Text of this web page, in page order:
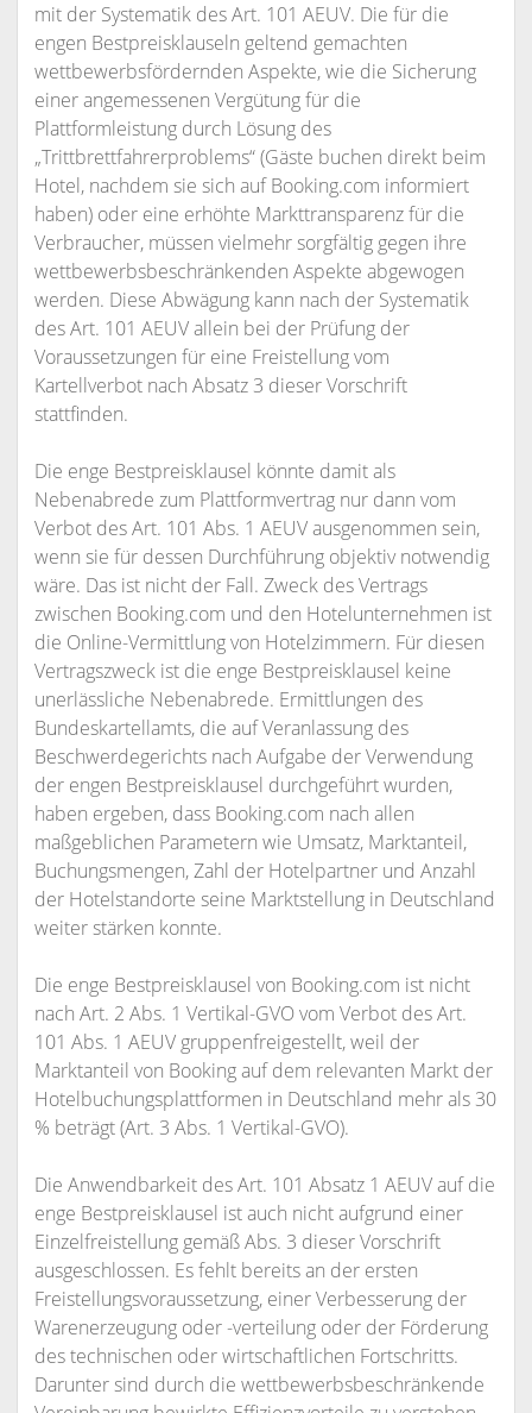
mit der Systematik des Art. 101 AEUV. Die für die
engen Bestpreisklauseln geltend gemachten
wettbewerbsfördernden Aspekte, wie die Sicherung
einer angemessenen Vergütung für die
Plattformleistung durch Lösung des
„Trittbrettfahrerproblems“ (Gäste buchen direkt beim
Hotel, nachdem sie sich auf Booking.com informiert
haben) oder eine erhöhte Markttransparenz für die
Verbraucher, müssen vielmehr sorgfältig gegen ihre
wettbewerbsbeschränkenden Aspekte abgewogen
werden. Diese Abwägung kann nach der Systematik
des Art. 101 AEUV allein bei der Prüfung der
Voraussetzungen für eine Freistellung vom
Kartellverbot nach Absatz 3 dieser Vorschrift
stattfinden.
Die enge Bestpreisklausel könnte damit als
Nebenabrede zum Plattformvertrag nur dann vom
Verbot des Art. 101 Abs. 1 AEUV ausgenommen sein,
wenn sie für dessen Durchführung objektiv notwendig
wäre. Das ist nicht der Fall. Zweck des Vertrags
zwischen Booking.com und den Hotelunternehmen ist
die Online-Vermittlung von Hotelzimmern. Für diesen
Vertragszweck ist die enge Bestpreisklausel keine
unerlässliche Nebenabrede. Ermittlungen des
Bundeskartellamts, die auf Veranlassung des
Beschwerdegerichts nach Aufgabe der Verwendung
der engen Bestpreisklausel durchgeführt wurden,
haben ergeben, dass Booking.com nach allen
maßgeblichen Parametern wie Umsatz, Marktanteil,
Buchungsmengen, Zahl der Hotelpartner und Anzahl
der Hotelstandorte seine Marktstellung in Deutschland
weiter stärken konnte.
Die enge Bestpreisklausel von Booking.com ist nicht
nach Art. 2 Abs. 1 Vertikal-GVO vom Verbot des Art.
101 Abs. 1 AEUV gruppenfreigestellt, weil der
Marktanteil von Booking auf dem relevanten Markt der
Hotelbuchungsplattformen in Deutschland mehr als 30
% beträgt (Art. 3 Abs. 1 Vertikal-GVO).
Die Anwendbarkeit des Art. 101 Absatz 1 AEUV auf die
enge Bestpreisklausel ist auch nicht aufgrund einer
Einzelfreistellung gemäß Abs. 3 dieser Vorschrift
ausgeschlossen. Es fehlt bereits an der ersten
Freistellungsvoraussetzung, einer Verbesserung der
Warenerzeugung oder -verteilung oder der Förderung
des technischen oder wirtschaftlichen Fortschritts.
Darunter sind durch die wettbewerbsbeschränkende